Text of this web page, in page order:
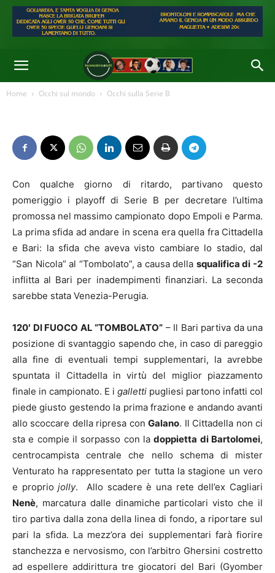
Home Occhi sul mondo Occhi sulla Serie B
Con qualche giorno di ritardo, partivano questo
pomeriggio i playoff di Serie B per decretare l’ultima
promossa nel massimo campionato dopo Empoli e Parma.
La prima sfida ad andare in scena era quella fra Cittadella
e Bari: la sfida che aveva visto cambiare lo stadio, dal
“San Nicola” al “Tombolato”, a causa della squalifica di -2
inflitta al Bari per inadempimenti finanziari. La seconda
sarebbe stata Venezia-Perugia.
120′ DI FUOCO AL “TOMBOLATO” – Il Bari partiva da una
posizione di svantaggio sapendo che, in caso di pareggio
alla fine di eventuali tempi supplementari, la avrebbe
spuntata il Cittadella in virtù del miglior piazzamento
finale in campionato. E i galletti pugliesi partono infatti col
piede giusto gestendo la prima frazione e andando avanti
allo scoccare della ripresa conGalano. Il Cittadella non ci
sta e compie il sorpasso con ladoppietta di Bartolomei,
centrocampista centrale che nello schema di mister
Venturato ha rappresentato per tutta la stagione un vero
e propriojolly. Allo scadere è una rete dell’ex Cagliari
Nenè, marcatura dalle dinamiche particolari visto che il
tiro partiva dalla zona della linea di fondo, a riportare sul
pari la sfida. La mezz’ora dei supplementari farà fiorire
stanchezza e nervosismo, con l’arbitro Ghersini costretto
ad espellere addirittura tre giocatori del Bari (Gyomber